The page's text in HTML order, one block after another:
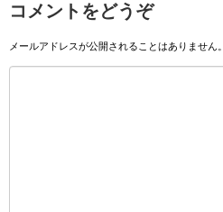
コメントをどうぞ
メールアドレスが公開されることはありません。